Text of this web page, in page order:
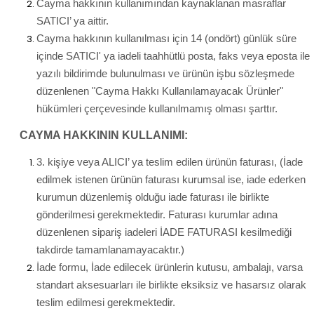
Cayma hakkının kullanımından kaynaklanan masraflar
SATICI’ ya aittir.
Cayma hakkının kullanılması için 14 (ondört) günlük süre
içinde SATICI' ya iadeli taahhütlü posta, faks veya eposta ile
yazılı bildirimde bulunulması ve ürünün işbu sözleşmede
düzenlenen "Cayma Hakkı Kullanılamayacak Ürünler"
hükümleri çerçevesinde kullanılmamış olması şarttır.
CAYMA HAKKININ KULLANIMI:
3. kişiye veya ALICI’ ya teslim edilen ürünün faturası, (İade
edilmek istenen ürünün faturası kurumsal ise, iade ederken
kurumun düzenlemiş olduğu iade faturası ile birlikte
gönderilmesi gerekmektedir. Faturası kurumlar adına
düzenlenen sipariş iadeleri İADE FATURASI kesilmediği
takdirde tamamlanamayacaktır.)
İade formu, İade edilecek ürünlerin kutusu, ambalajı, varsa
standart aksesuarları ile birlikte eksiksiz ve hasarsız olarak
teslim edilmesi gerekmektedir.